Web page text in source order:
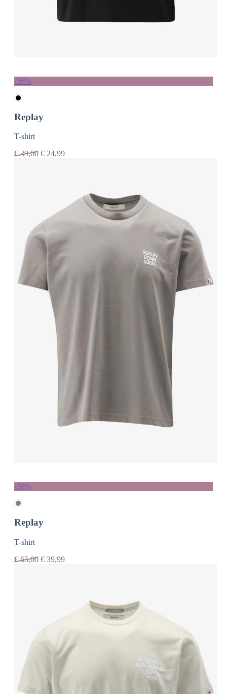
-36%
Replay
T-shirt
€39,00 € 24,99
-38%
Replay
T-shirt
€65,00 € 39,99